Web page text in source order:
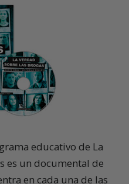
educativo de La
es un documental de
en cada una de las